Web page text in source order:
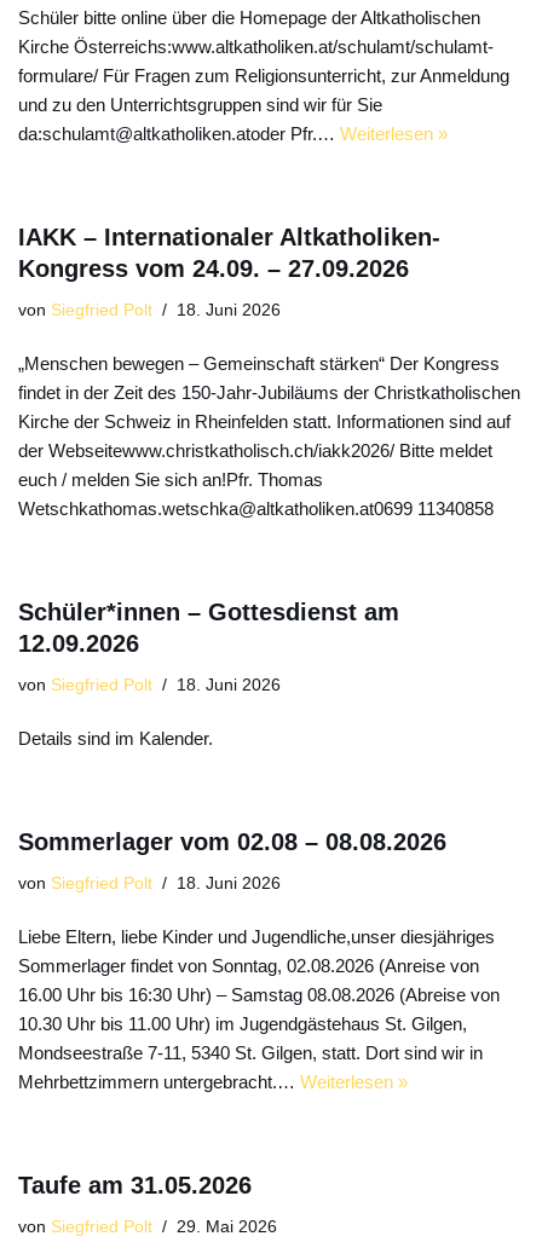
Schüler bitte online über die Homepage der Altkatholischen
Kirche Österreichs:www.altkatholiken.at/schulamt/schulamt-
formulare/ Für Fragen zum Religionsunterricht, zur Anmeldung
und zu den Unterrichtsgruppen sind wir für Sie
da:schulamt@altkatholiken.atoder Pfr.… Weiterlesen »
IAKK – Internationaler Altkatholiken-
Kongress vom 24.09. – 27.09.2026
von Siegfried Polt 18. Juni 2026
„Menschen bewegen – Gemeinschaft stärken“ Der Kongress
findet in der Zeit des 150-Jahr-Jubiläums der Christkatholischen
Kirche der Schweiz in Rheinfelden statt. Informationen sind auf
der Webseitewww.christkatholisch.ch/iakk2026/ Bitte meldet
euch / melden Sie sich an!Pfr. Thomas
Wetschkathomas.wetschka@altkatholiken.at0699 11340858
Schüler*innen – Gottesdienst am
12.09.2026
von Siegfried Polt 18. Juni 2026
Details sind im Kalender.
Sommerlager vom 02.08 – 08.08.2026
von Siegfried Polt 18. Juni 2026
Liebe Eltern, liebe Kinder und Jugendliche,unser diesjähriges
Sommerlager findet von Sonntag, 02.08.2026 (Anreise von
16.00 Uhr bis 16:30 Uhr) – Samstag 08.08.2026 (Abreise von
10.30 Uhr bis 11.00 Uhr) im Jugendgästehaus St. Gilgen,
Mondseestraße 7-11, 5340 St. Gilgen, statt. Dort sind wir in
Mehrbettzimmern untergebracht.… Weiterlesen »
Taufe am 31.05.2026
von Siegfried Polt 29. Mai 2026